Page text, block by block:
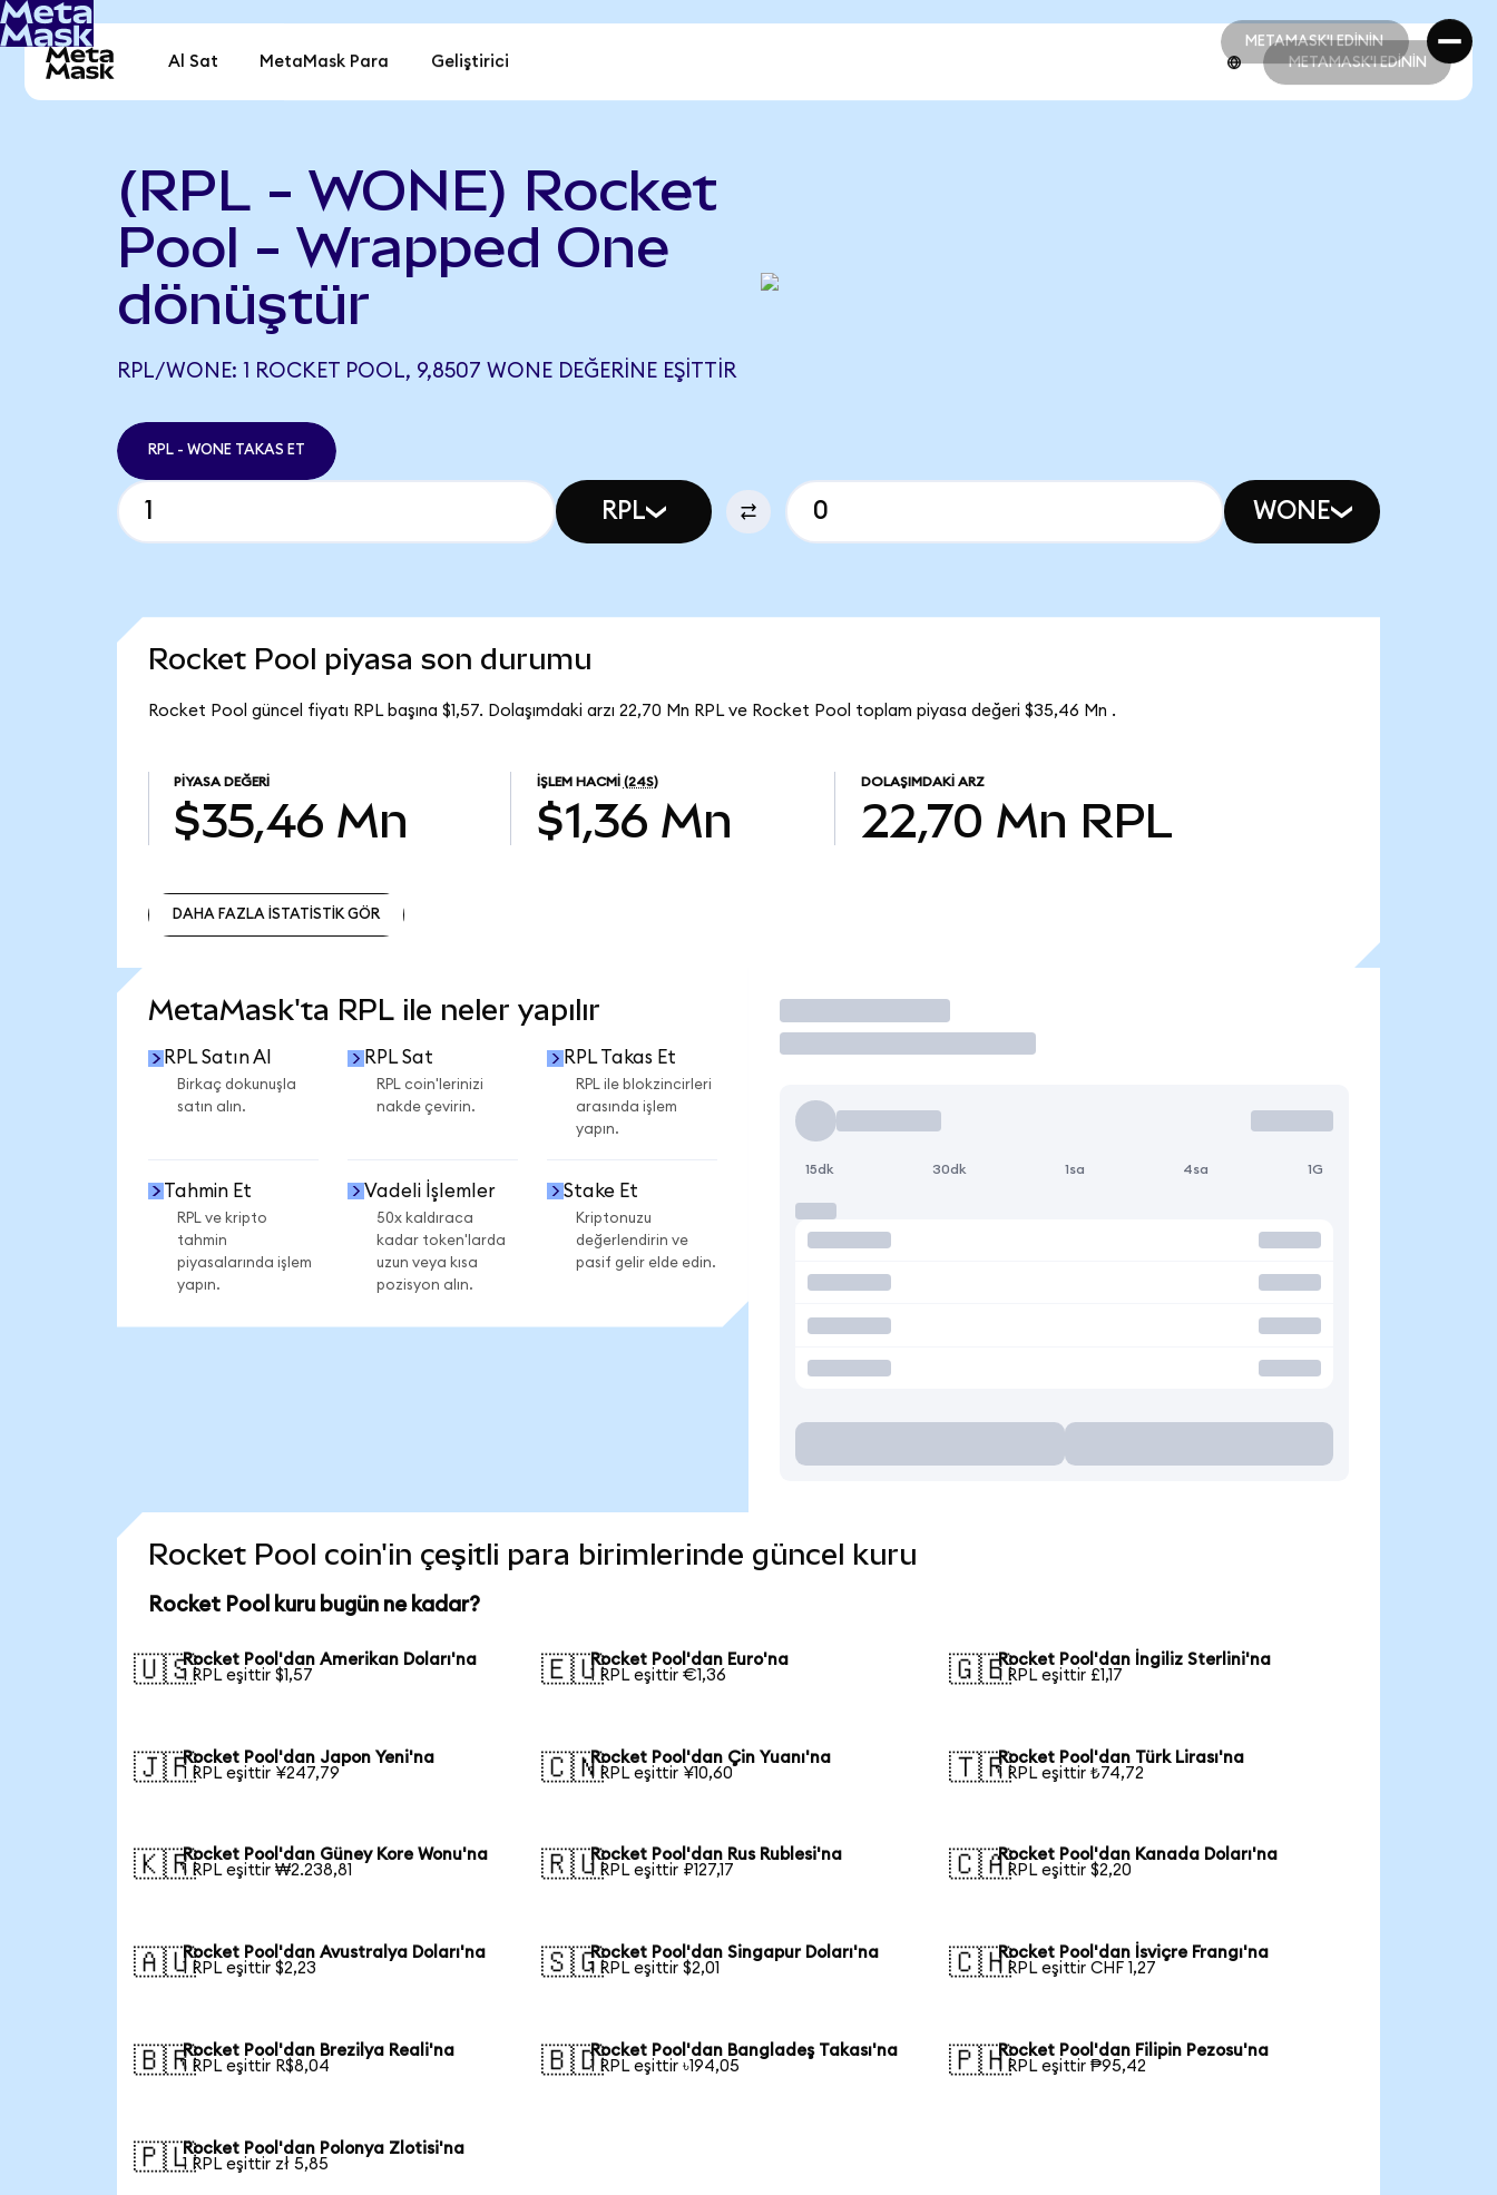
METAMASK'I EDİNİN
METAMASK'I EDİNİN
Al Sat MetaMask Para Geliştirici METAMASK'I EDİNİN
(RPL - WONE) Rocket
Pool - Wrapped One
dönüştür
RPL/WONE: 1 ROCKET POOL, 9,8507 WONE DEĞERINE EŞITTIR
RPL - WONE TAKAS ET
RPL WONE
Rocket Pool piyasa son durumu
Rocket Pool güncel fiyatı RPL başına $1,57. Dolaşımdaki arzı 22,70 Mn RPL ve Rocket Pool toplam piyasa değeri $35,46 Mn .
PIYASA DEĞERI
$35,46 Mn
İŞLEM HACMI (24S)
$1,36 Mn
DOLAŞIMDAKI ARZ
22,70 Mn RPL
DAHA FAZLA İSTATİSTİK GÖR
MetaMask'ta RPL ile neler yapılır
RPL Satın Al
Birkaç dokunuşla
satın alın.
RPL Sat
RPL coin'lerinizi
nakde çevirin.
RPL Takas Et
RPL ile blokzincirleri
arasında işlem
yapın.
Tahmin Et
RPL ve kripto
tahmin
piyasalarında işlem
yapın.
Vadeli İşlemler
50x kaldıraca
kadar token'larda
uzun veya kısa
pozisyon alın.
Stake Et
Kriptonuzu
değerlendirin ve
pasif gelir elde edin.
İşlem Yap
15dk 30dk 1sa 4sa 1G
Rocket Pool coin'in çeşitli para birimlerinde güncel kuru
Rocket Pool kuru bugün ne kadar?
🇺🇸Rocket Pool'dan Amerikan Doları'na
1 RPL eşittir $1,57
🇪🇺Rocket Pool'dan Euro'na
1 RPL eşittir €1,36
🇬🇧Rocket Pool'dan İngiliz Sterlini'na
1 RPL eşittir £1,17
🇯🇵Rocket Pool'dan Japon Yeni'na
1 RPL eşittir ¥247,79
🇨🇳Rocket Pool'dan Çin Yuanı'na
1 RPL eşittir ¥10,60
🇹🇷Rocket Pool'dan Türk Lirası'na
1 RPL eşittir ₺74,72
🇰🇷Rocket Pool'dan Güney Kore Wonu'na
1 RPL eşittir ₩2.238,81
🇷🇺Rocket Pool'dan Rus Rublesi'na
1 RPL eşittir ₽127,17
🇨🇦Rocket Pool'dan Kanada Doları'na
1 RPL eşittir $2,20
🇦🇺Rocket Pool'dan Avustralya Doları'na
1 RPL eşittir $2,23
🇸🇬Rocket Pool'dan Singapur Doları'na
1 RPL eşittir $2,01
🇨🇭Rocket Pool'dan İsviçre Frangı'na
1 RPL eşittir CHF 1,27
🇧🇷Rocket Pool'dan Brezilya Reali'na
1 RPL eşittir R$8,04
🇧🇩Rocket Pool'dan Bangladeş Takası'na
1 RPL eşittir ৳194,05
🇵🇭Rocket Pool'dan Filipin Pezosu'na
1 RPL eşittir ₱95,42
🇵🇱Rocket Pool'dan Polonya Zlotisi'na
1 RPL eşittir zł 5,85